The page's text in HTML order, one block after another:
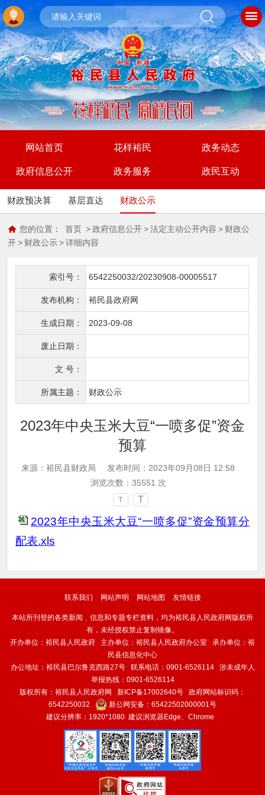
网站首页 花样裕民 政务动态
政府信息公开 政务服务 政民互动
财政预决算 基层直达 财政公示
您的位置： 首页 > 政府信息公开 > 法定主动公开内容 > 财政公
开 > 财政公示 > 详细内容
索引号： 6542250032/20230908-00005517
发布机构： 裕民县政府网
生成日期： 2023-09-08
废止日期：
文 号：
所属主题： 财政公示
2023年中央玉米大豆“一喷多促”资金
预算
来源：裕民县财政局
发布时间：2023年09月08日 12:58
浏览次数： 35551 次
T T
2023年中央玉米大豆“一喷多促”资金预算分
配表.xls
联系我们 网站声明 网站地图 友情链接
本站所刊登的各类新闻﹑信息和专题专栏资料，均为裕民县人民政府网版权所
有，未经授权禁止复制镜像。
开办单位：裕民县人民政府 主办单位：裕民县人民政府办公室 承办单位：裕
民县信息化中心
办公地址：裕民县巴尔鲁克西路27号 联系电话：0901-6526114 涉未成年人
举报热线：0901-6526114
版权所有：裕民县人民政府网 新ICP备17002640号 政府网站标识码：
6542250032
新公网安备： 65422502000001号
建议分辨率：1920*1080 建议浏览器Edge、Chrome